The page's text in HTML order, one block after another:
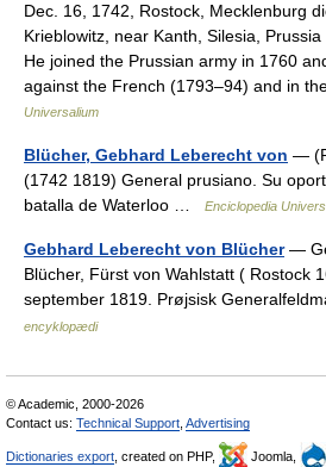
Dec. 16, 1742, Rostock, Mecklenburg
Krieblowitz, near Kanth, Silesia,
He joined the Prussian army in 1760
against the French (1793–94) and in
Universalium
Blücher, Gebhard Leberecht von —
(1742 1819) General prusiano. Su
batalla de Waterloo …
Enciclopedia
Gebhard Leberecht von Blücher—
Blücher, Fürst von Wahlstatt ( Rostock
september 1819. Prøjsisk
encyklopædi
© Academic, 2000-2026
Contact us: Technical Support Advertising
Dictionaries export , created on PHP, Joomla,